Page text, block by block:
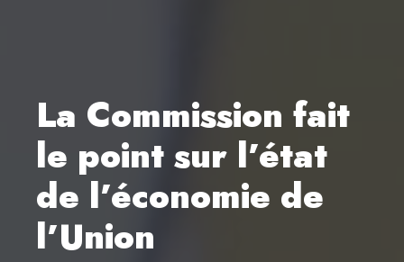
La Commission fait
le point sur l’état
de l’économie de
l’Union